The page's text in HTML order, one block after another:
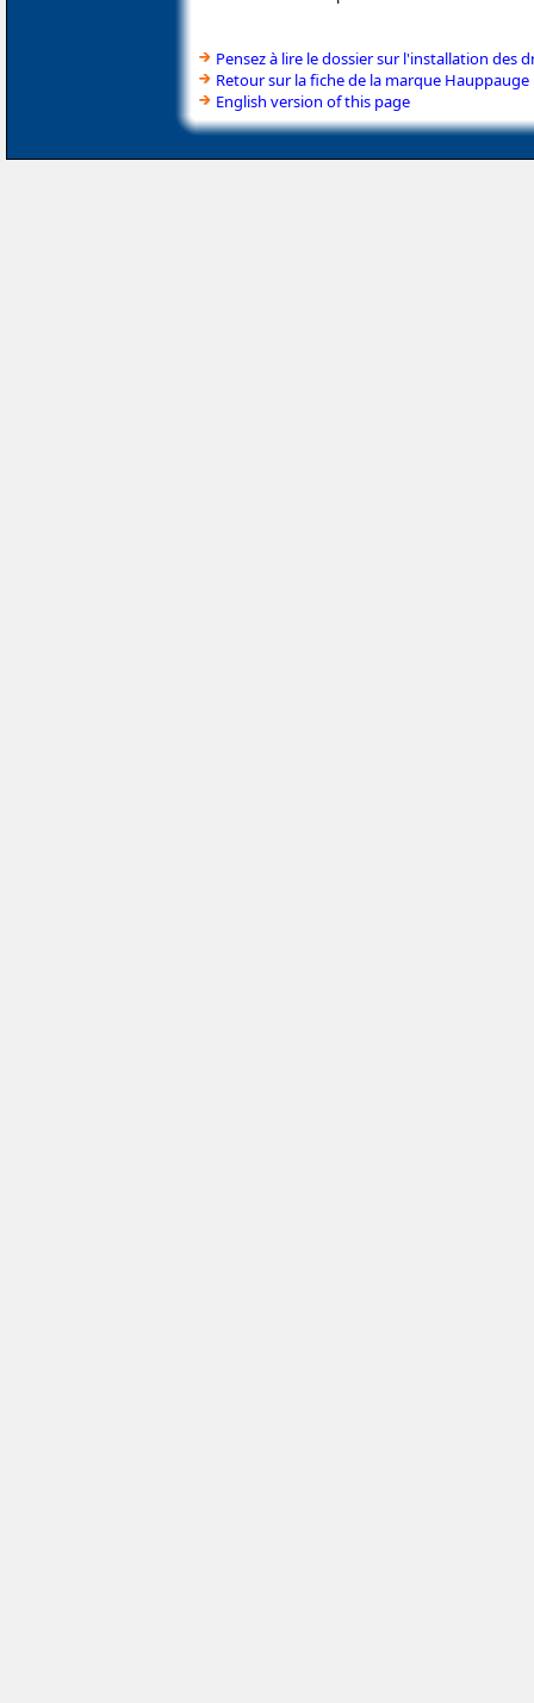
Pensez à lire le dossier sur l'installation des
Retour sur la fiche de la marque Hauppauge
English version of this page